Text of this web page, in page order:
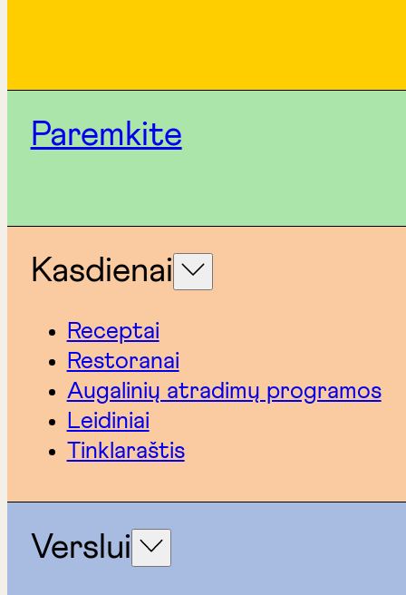
Paremkite
Kasdienai
Receptai
Restoranai
Augalinių atradimų programos
Leidiniai
Tinklaraštis
Verslui